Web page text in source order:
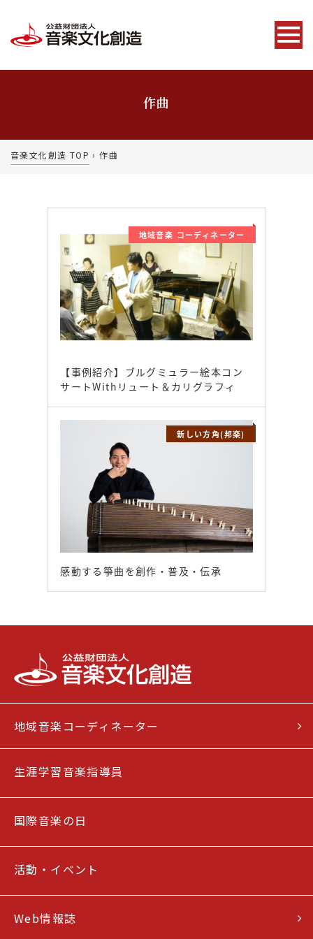
作曲
音楽文化創造 TOP ›作曲
地域音楽 コーディネーター
【事例紹介】ブルグミュラー絵本コン
サートWithリュート＆カリグラフィ
新しい方角(邦楽)
感動する箏曲を創作・普及・伝承
地域音楽コーディネーター
生涯学習音楽指導員
国際音楽の日
活動・イベント
Web情報誌